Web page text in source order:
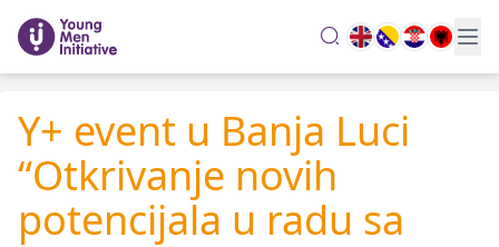
search
Y+ event u Banja Luci
“Otkrivanje novih
potencijala u radu sa